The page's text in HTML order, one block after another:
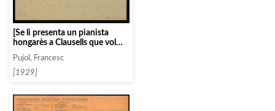
[Se li presenta un pianista
hongarès a Clausells que vol
Catalunya]
Pujol, Francesc
[1929]